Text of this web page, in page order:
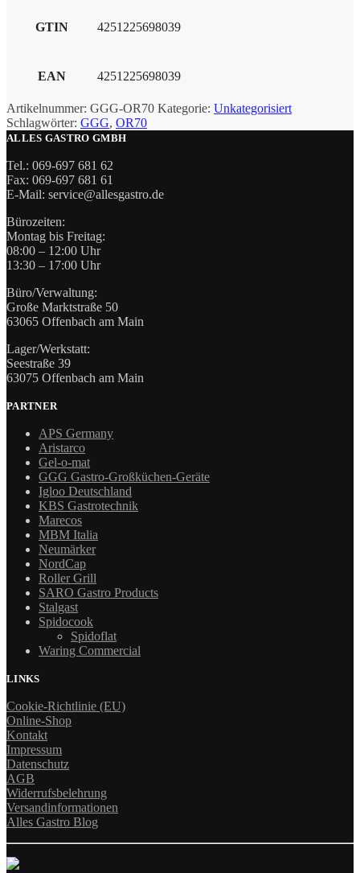
GTIN 4251225698039
EAN 4251225698039
Artikelnummer: GGG-OR70 Kategorie: Unkategorisiert
Schlagwörter: GGG, OR70
ALLES GASTRO GMBH
Tel.: 069-697 681 62
Fax: 069-697 681 61
E-Mail: service@allesgastro.de
Bürozeiten:
Montag bis Freitag:
08:00 – 12:00 Uhr
13:30 – 17:00 Uhr
Büro/Verwaltung:
Große Marktstraße 50
63065 Offenbach am Main
Lager/Werkstatt:
Seestraße 39
63075 Offenbach am Main
PARTNER
APS Germany
Aristarco
Gel-o-mat
GGG Gastro-Großküchen-Geräte
Igloo Deutschland
KBS Gastrotechnik
Marecos
MBM Italia
Neumärker
NordCap
Roller Grill
SARO Gastro Products
Stalgast
Spidocook
Spidoflat
Waring Commercial
LINKS
Cookie-Richtlinie (EU)
Online-Shop
Kontakt
Impressum
Datenschutz
AGB
Widerrufsbelehrung
Versandinformationen
Alles Gastro Blog